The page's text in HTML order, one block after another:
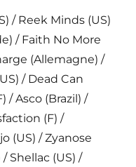
/ Reek Minds (US)
/ Faith No More
(Allemagne) /
/ Dead Can
/ Asco (Brazil) /
(F) /
(US) / Zyanose
Shellac (US) /